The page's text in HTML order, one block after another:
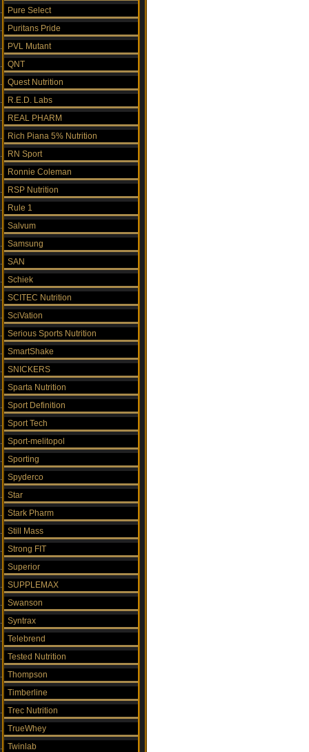
Pure Select
Puritans Pride
PVL Mutant
QNT
Quest Nutrition
R.E.D. Labs
REAL PHARM
Rich Piana 5% Nutrition
RN Sport
Ronnie Coleman
RSP Nutrition
Rule 1
Salvum
Samsung
SAN
Schiek
SCITEC Nutrition
SciVation
Serious Sports Nutrition
SmartShake
SNICKERS
Sparta Nutrition
Sport Definition
Sport Tech
Sport-melitopol
Sporting
Spyderco
Star
Stark Pharm
Still Mass
Strong FIT
Superior
SUPPLEMAX
Swanson
Syntrax
Telebrend
Tested Nutrition
Thompson
Timberline
Trec Nutrition
TrueWhey
Twinlab